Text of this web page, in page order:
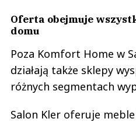
Oferta obejmuje
domu
Poza Komfort Home w
działają także sklepy
różnych segmentach
Salon Kler oferuje